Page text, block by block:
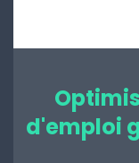
d'emploi